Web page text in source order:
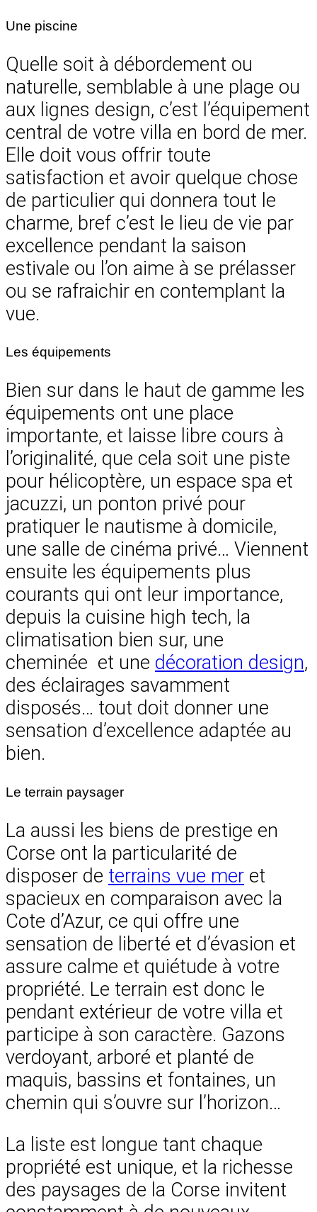
Une piscine
Quelle soit à débordement ou
naturelle, semblable à une plage ou
aux lignes design, c’est l’équipement
central de votre villa en bord de mer.
Elle doit vous offrir toute
satisfaction et avoir quelque chose
de particulier qui donnera tout le
charme, bref c’est le lieu de vie par
excellence pendant la saison
estivale ou l’on aime à se prélasser
ou se rafraichir en contemplant la
vue.
Les équipements
Bien sur dans le haut de gamme les
équipements ont une place
importante, et laisse libre cours à
l’originalité, que cela soit une piste
pour hélicoptère, un espace spa et
jacuzzi, un ponton privé pour
pratiquer le nautisme à domicile,
une salle de cinéma privé… Viennent
ensuite les équipements plus
courants qui ont leur importance,
depuis la cuisine high tech, la
climatisation bien sur, une
cheminée et une décoration design,
des éclairages savamment
disposés… tout doit donner une
sensation d’excellence adaptée au
bien.
Le terrain paysager
La aussi les biens de prestige en
Corse ont la particularité de
disposer de terrains vue mer et
spacieux en comparaison avec la
Cote d’Azur, ce qui offre une
sensation de liberté et d’évasion et
assure calme et quiétude à votre
propriété. Le terrain est donc le
pendant extérieur de votre villa et
participe à son caractère. Gazons
verdoyant, arboré et planté de
maquis, bassins et fontaines, un
chemin qui s’ouvre sur l’horizon…
La liste est longue tant chaque
propriété est unique, et la richesse
des paysages de la Corse invitent